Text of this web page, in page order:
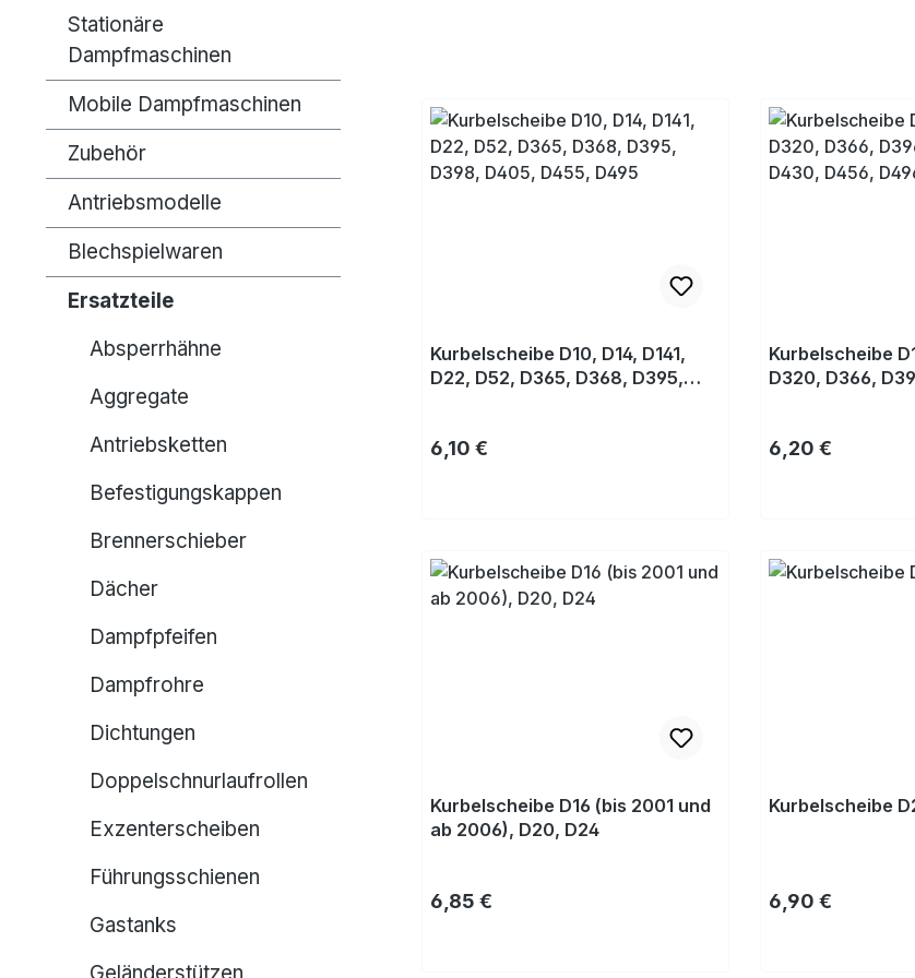
Stationäre
Dampfmaschinen
Mobile Dampfmaschinen
Zubehör
Antriebsmodelle
Blechspielwaren
Ersatzteile
Absperrhähne
Aggregate
Antriebsketten
Befestigungskappen
Brennerschieber
Dächer
Dampfpfeifen
Dampfrohre
Dichtungen
Doppelschnurlaufrollen
Exzenterscheiben
Führungsschienen
Gastanks
Kurbelscheibe D10, D14, D141,
D22, D52, D365, D368, D395,
Regulärer Preis:
6,10 €
Kurbelscheibe
D320, D366,
Regulärer Preis:
6,20 €
Kurbelscheibe D16 (bis 2001 und
ab 2006), D20, D24
Regulärer Preis:
6,85 €
Kurbelscheibe
Regulärer Preis:
6,90 €